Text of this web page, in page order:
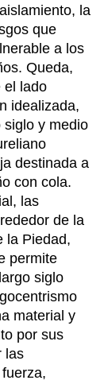
la
que
a los
Queda,
el lado
idealizada,
siglo y medio
destinada a
con cola.
las
de la
la Piedad,
permite
siglo
material y
por sus
las